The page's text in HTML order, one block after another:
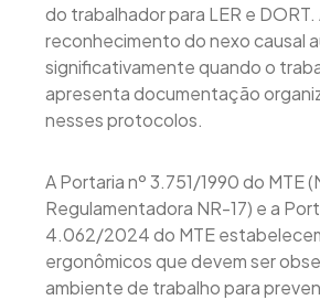
do trabalhador para LER e
reconhecimento do nexo causal
significativamente quando o
apresenta documentação
nesses protocolos.
A Portaria nº 3.751/1990 do MTE
Regulamentadora NR-17) e a
4.062/2024 do MTE
ergonômicos que devem ser
ambiente de trabalho para